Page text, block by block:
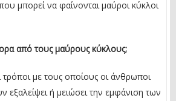
μπορεί να φαίνονται μαύροι κύκλοι
από τους μαύρους κύκλους;
με τους οποίους οι άνθρωποι
εξαλείψει ή μειώσει την εμφάνιση των